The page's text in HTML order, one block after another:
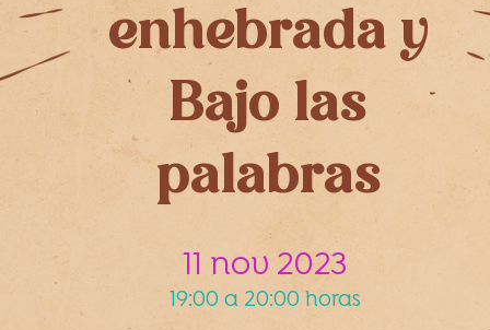
enhebrada y
Bajo las
palabras
11 nov 2023
19:00 a 20:00 horas